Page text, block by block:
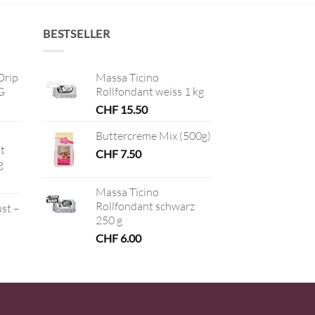
–
BESTSELLER
Massa Ticino
Rollfondant weiss 1 kg
CHF15.50
Buttercreme Mix (500g)
CHF7.50
Massa Ticino
Rollfondant schwarz
250 g
CHF6.00